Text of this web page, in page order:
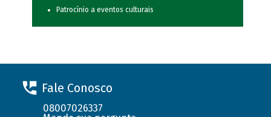
Patrocínio a eventos culturais
Fale Conosco
08007026337